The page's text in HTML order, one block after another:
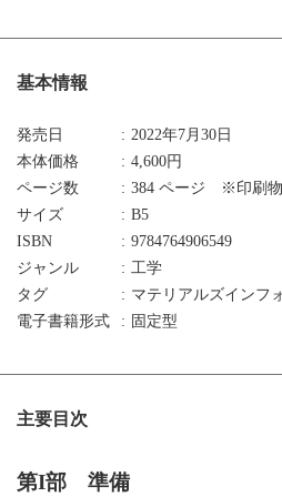
基本情報
発売日
2022年7月30日
本体価格
4,600円
ページ数
384 ページ ※印刷物
サイズ
B5
ISBN
9784764906549
ジャンル
工学
タグ
マテリアルズインフ
電子書籍形式
固定型
主要目次
第I部 準備